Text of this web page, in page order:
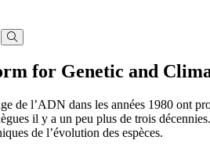
for Genetic and
de l’ADN dans les années 1980 ont
il y a un peu plus de trois
de l’évolution des espèces.